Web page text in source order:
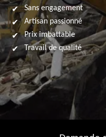
Sans engagement
Artisan passionné
Prix imbattable
Travail de qualité